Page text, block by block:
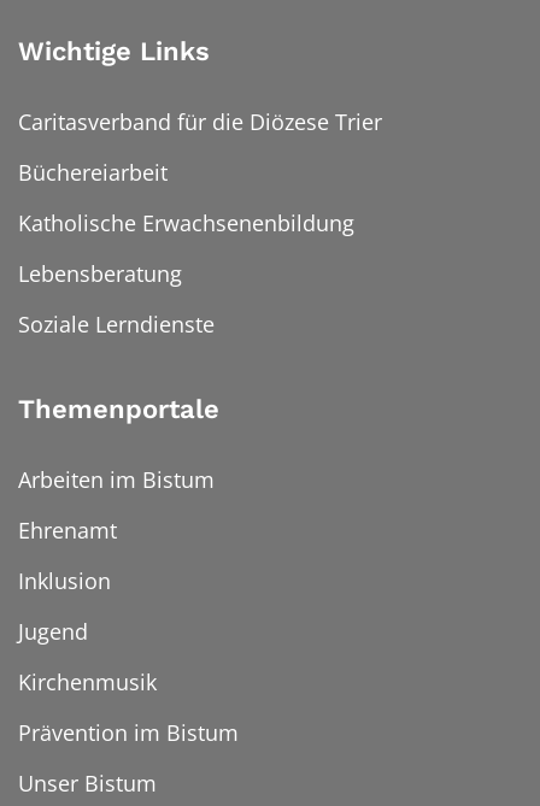
Wichtige Links
Caritasverband für die Diözese Trier
Büchereiarbeit
Katholische Erwachsenenbildung
Lebensberatung
Soziale Lerndienste
Themenportale
Arbeiten im Bistum
Ehrenamt
Inklusion
Jugend
Kirchenmusik
Prävention im Bistum
Unser Bistum